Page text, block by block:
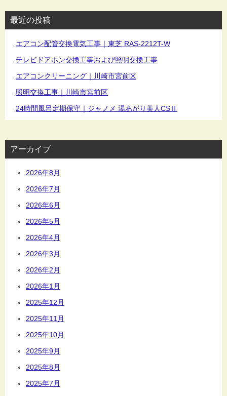
最近の投稿
エアコン配管交換電気工事｜東芝 RAS-2212T-W
テレビドアホン交換工事および照明交換工事
エアコンクリーニング｜川崎市宮前区
照明交換工事｜川崎市宮前区
24時間風呂定期保守｜ジャノメ 湯あがり美人CSⅡ
アーカイブ
2026年8月
2026年7月
2026年6月
2026年5月
2026年4月
2026年3月
2026年2月
2026年1月
2025年12月
2025年11月
2025年10月
2025年9月
2025年8月
2025年7月